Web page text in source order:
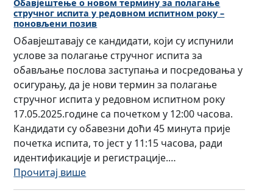
а
о
њ
д
ж
0
2
5
–
Н
а
п
р
а
г
у
н
м
и
с
п
и
т
н
о
м
р
о
к
а
в
љ
а
њ
е
п
о
с
л
о
в
в
а
л
и
с
у
н
а
Д
а
н
и
м
ј
е
з
а
о
с
и
г
у
р
а
њ
и
т
з
а
о
б
а
в
љ
а
њ
е
в
ј
е
ш
т
е
њ
е
о
р
е
з
Обавјештење о новом термину за полагање
стручног испита у редовном испитном року –
поновљени позив
Обавјештавају се кандидати, који су испунили
услове за полагање стручног испита за
обављање послова заступања и посредовања у
осигурању, да је нови термин за полагање
стручног испита у редовном испитном року
17.05.2025.године са почетком у 12:00 часова.
Кандидати су обавезни доћи 45 минута прије
почетка испита, то јест у 11:15 часова, ради
идентификације и регистрације.…
Прочитај више:
О